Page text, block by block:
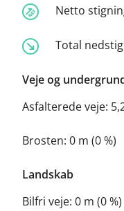
Netto
Total
Veje og
Asfalterede veje:
Brosten: 0 m (0 %)
Landskab
Bilfri veje: 0 m (0 %)